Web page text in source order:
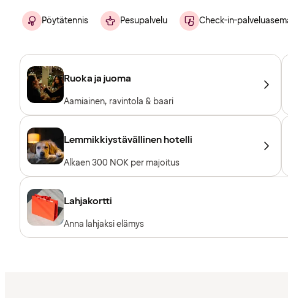
Pöytätennis Pesupalvelu Check-in-
Ruoka ja juoma
Aamiainen, ravintola & baari
Lemmikkiystävällinen hotelli
Alkaen 300 NOK per majoitus
Lahjakortti
Anna lahjaksi elämys